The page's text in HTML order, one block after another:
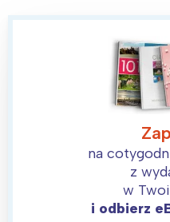
na
z
w
i odbierz
Interesują
tego
Warszawa
Trójmiasto